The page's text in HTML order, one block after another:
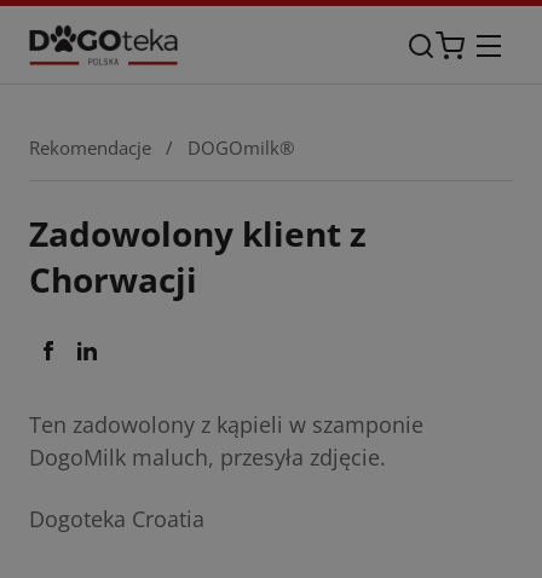
Rekomendacje / DOGOmilk®
Zadowolony klient z
Chorwacji
Ten zadowolony z kąpieli w szamponie
DogoMilk maluch, przesyła zdjęcie.
Dogoteka Croatia